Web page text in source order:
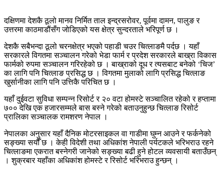
दक्षिणमा देशकै ठूलो मानव निर्मित ताल इन्द्रसरोवर, पूर्वमा दामन, पालुङ र
उत्तरमा काठमाडौंसँग जोडिएको यस क्षेत्र सुन्दरताले भरिपूर्ण छ ।
देशकै सबैभन्दा ठूलो चरनक्षेत्र भएको पहाडी चउर चित्लाङमै पर्दछ । यहाँ
सरकारले विगतमा सञ्चालन गरेको भेडा फार्म र प्रदेश सरकारले बाख्रा विकास
फार्मको रुपमा सञ्चालन गरिरहेको छ । बाख्राको दूध र त्यसबाट बनेको ‘चिज’
का लागि पनि चित्लाङ प्रसिद्ध छ । विगतमा मुलाको लागि प्रसिद्ध चित्लाङ
खुर्सानीका लागि पनि उत्तिकै परिचित छ ।
यहाँ दुईवटा सुविधा सम्पन्न रिसोर्ट र २० वटा होमस्टे सञ्चालित रहेको र हप्तामा
७०० देखि एक हजारसम्मले बास बस्ने गरेको बताउनुहुन्छ चित्लाङ रिसोर्ट
प्रालिका सञ्चालक रामशरण नेपाल ।
नेपालका अनुसार यहाँ दैनिक मोटरसाइकल वा गाडीमा घुम्न आउने र फर्कनेको
सङ्ख्या सयौँ छ । केही विदेशी तथा अधिकांश नेपाली पर्यटकले भरिभराउ रहने
चित्लाङमा एकरात बस्नेगरी जानेको सङ्ख्या बढी हुने होटल व्यवसायी बताउँछन्
। शुक्रबार यहाँका अधिकांश होमस्टे र रिसोर्ट भरिभराउ हुन्छन् ।